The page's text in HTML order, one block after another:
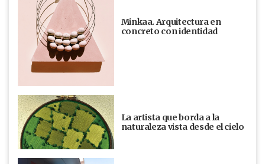
Minkaa. Arquitectura en
concreto con identidad
La artista que borda a la
naturaleza vista desde el cielo